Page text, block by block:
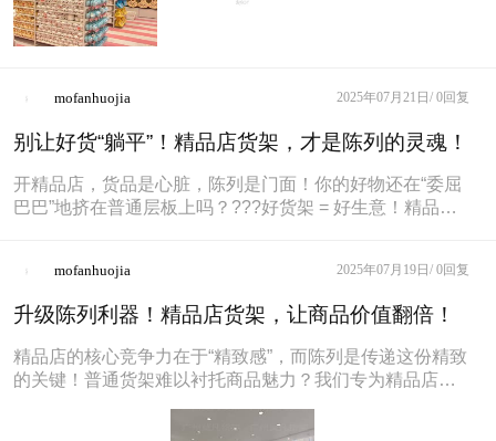
mofanhuojia 2025年07月21日/ 0回复
别让好货“躺平”！精品店货架，才是陈列的灵魂！
开精品店，货品是心脏，陈列是门面！你的好物还在“委屈
巴巴”地挤在普通层板上吗？???好货架 = 好生意！精品店
mofanhuojia 2025年07月19日/ 0回复
升级陈列利器！精品店货架，让商品价值翻倍！
精品店的核心竞争力在于“精致感”，而陈列是传递这份精致
的关键！普通货架难以衬托商品魅力？我们专为精品店打